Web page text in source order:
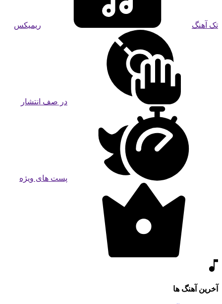
تک آهنگ ریمیکس
در صف انتشار
پست های ویژه
آخرین آهنگ ها